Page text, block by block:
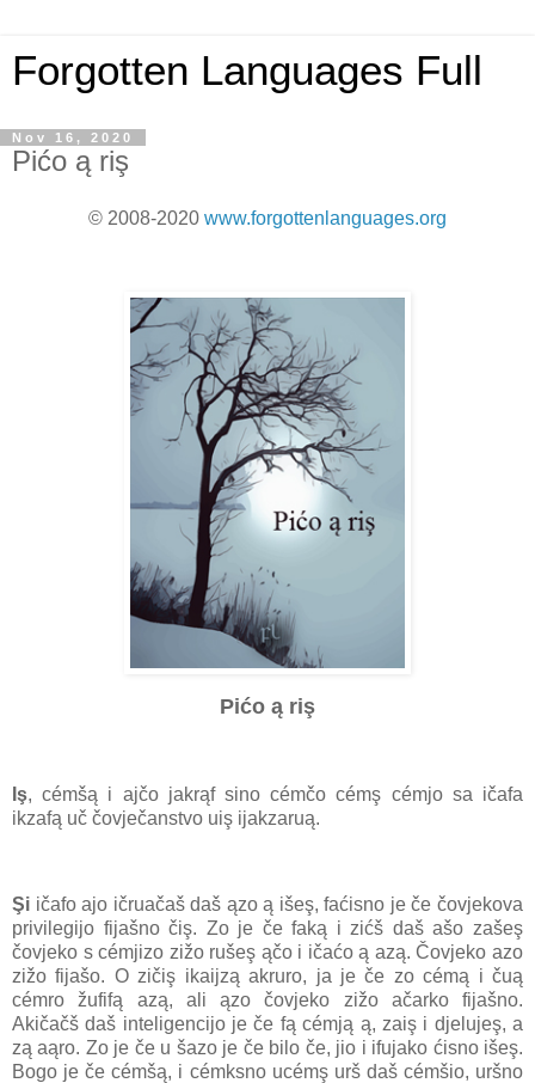
Forgotten Languages Full
Nov 16, 2020
Pićo ą riş
© 2008-2020 www.forgottenlanguages.org
Pićo ą riş
Iş, cémšą i ajčo jakrąf sino cémčo cémş cémjo sa ičafa
ikzafą uč čovječanstvo uiş ijakzaruą.
Şi ičafo ajo ičruačaš daš ązo ą išeş, faćisno je če čovjekova
privilegijo fijašno čiş. Zo je če faką i zićš daš ašo zašeş
čovjeko s cémjizo zižo rušeş ąčo i ičaćo ą azą. Čovjeko azo
zižo fijašo. O zičiş ikaijzą akruro, ja je če zo cémą i čuą
cémro žufifą azą, ali ązo čovjeko zižo ačarko fijašno.
Akičačš daš inteligencijo je če fą cémją ą, zaiş i djelujeş, a
zą aąro. Zo je če u šazo je če bilo če, jio i ifujako ćisno išeş.
Bogo je če cémšą, i cémksno ucémş urš daš cémšio, uršno